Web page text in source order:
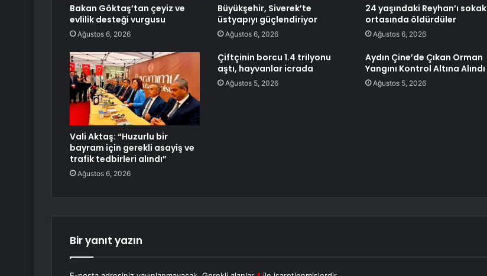
Bakan Göktaş’tan çeyiz ve
evlilik desteği vurgusu
Ağustos 6, 2026
Büyükşehir, Siverek’te
üstyapıyı güçlendiriyor
Ağustos 6, 2026
24 yaşındaki Reyhan’ı sokak
ortasında öldürdüler
Ağustos 6, 2026
Vali Aktaş: “Huzurlu bir
bayram için gerekli asayiş ve
trafik tedbirleri alındı”
Ağustos 6, 2026
Çiftçinin borcu 1.4 trilyonu
aştı, hayvanlar icrada
Ağustos 5, 2026
Aydın Çine’de Çıkan Orman
Yangını Kontrol Altına Alındı
Ağustos 5, 2026
Bir yanıt yazın